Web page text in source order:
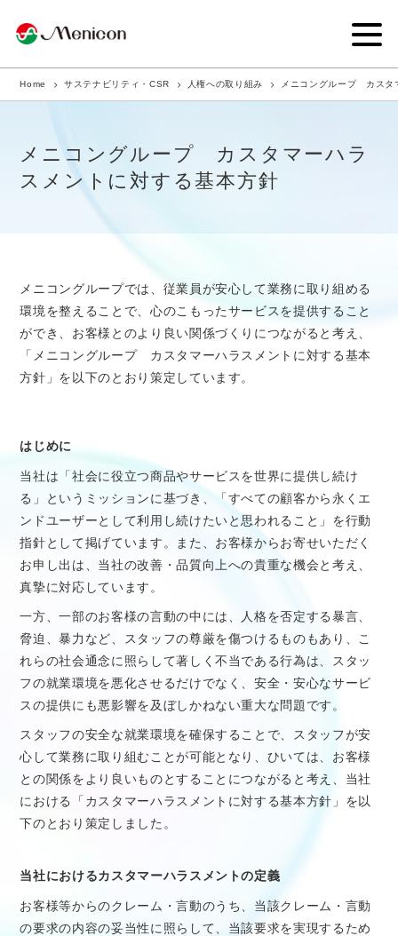
企業情報
商品サイト
ニュース
採用情報
Home サステナビリティ・CSR 人権への取り組み メニコングループ カスタ
メニコングループ カスタマーハラ
スメントに対する基本方針
メニコングループでは、従業員が安心して業務に取り組める
環境を整えることで、心のこもったサービスを提供すること
ができ、お客様とのより良い関係づくりにつながると考え、
「メニコングループ カスタマーハラスメントに対する基本
方針」を以下のとおり策定しています。
はじめに
当社は「社会に役立つ商品やサービスを世界に提供し続け
る」というミッションに基づき、「すべての顧客から永くエ
ンドユーザーとして利用し続けたいと思われること」を行動
指針として掲げています。また、お客様からお寄せいただく
お申し出は、当社の改善・品質向上への貴重な機会と考え、
真摯に対応しています。
一方、一部のお客様の言動の中には、人格を否定する暴言、
脅迫、暴力など、スタッフの尊厳を傷つけるものもあり、こ
れらの社会通念に照らして著しく不当である行為は、スタッ
フの就業環境を悪化させるだけでなく、安全・安心なサービ
スの提供にも悪影響を及ぼしかねない重大な問題です。
スタッフの安全な就業環境を確保することで、スタッフが安
心して業務に取り組むことが可能となり、ひいては、お客様
との関係をより良いものとすることにつながると考え、当社
における「カスタマーハラスメントに対する基本方針」を以
下のとおり策定しました。
当社におけるカスタマーハラスメントの定義
お客様等からのクレーム・言動のうち、当該クレーム・言動
の要求の内容の妥当性に照らして、当該要求を実現するため